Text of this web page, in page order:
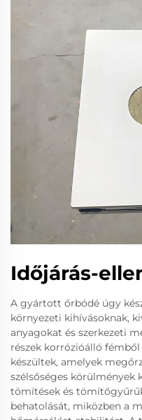
Időjárás-
A gyártott őrbódé úgy
környezeti kihívásoknak,
anyagokat és szerkezeti
részek korrózióálló
készültek, amelyek
szélsőséges körülmények
tömítések és
behatolását, miközben a